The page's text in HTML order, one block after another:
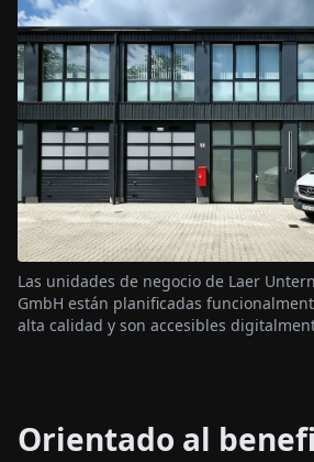
Las unidades de negocio de Laer
GmbH están planificadas
alta calidad y son accesibles
Orientado al